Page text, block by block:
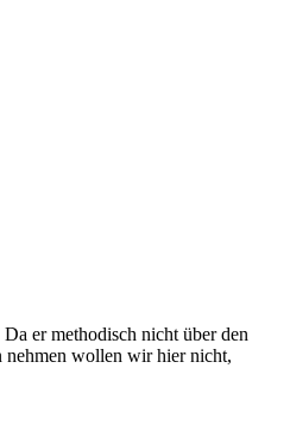
er methodisch nicht über den
nehmen wollen wir hier nicht,